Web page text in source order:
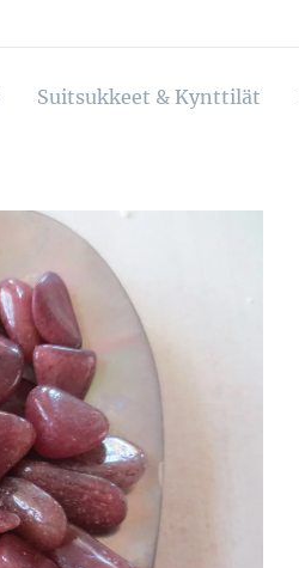
Suitsukkeet & Kynttilät